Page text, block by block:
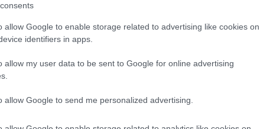
allow Google to enable storage related to advertising like cookies on
identifiers in apps.
allow my user data to be sent to Google for online advertising
allow Google to send me personalized advertising.
το Γραφείο Εγκλημάτων κατά της Ζωής
και αξιοποιήθηκαν στοιχεία από τον
αυτής, ενώ από την περαιτέρω έρευνα και
δυνατή η ταυτοποίηση του 49χρονου, σε
σύλληψης.